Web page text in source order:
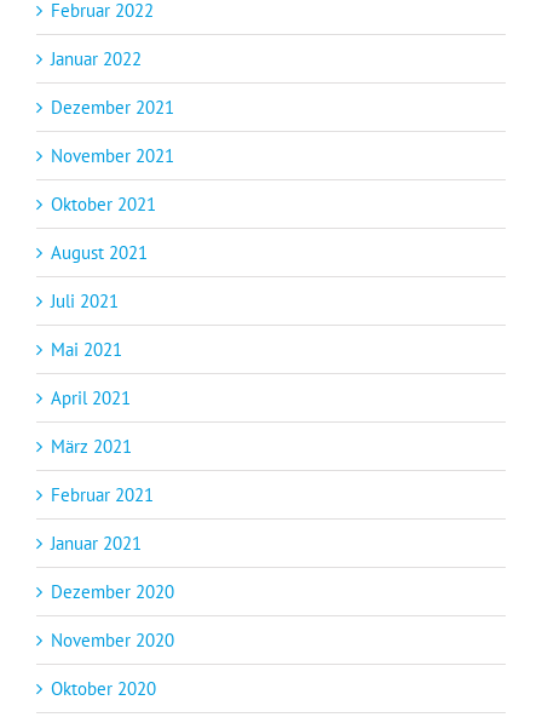
Februar 2022
Januar 2022
Dezember 2021
November 2021
Oktober 2021
August 2021
Juli 2021
Mai 2021
April 2021
März 2021
Februar 2021
Januar 2021
Dezember 2020
November 2020
Oktober 2020